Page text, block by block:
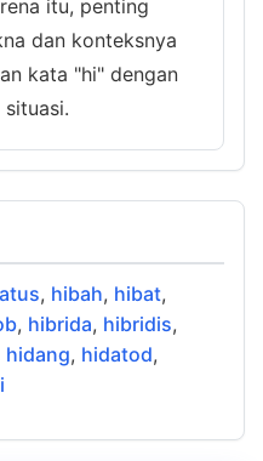
itu, penting
dan konteksnya
kata "hi" dengan
, hibah, hibat,
, hibrida, hibridis,
hidang, hidatod,